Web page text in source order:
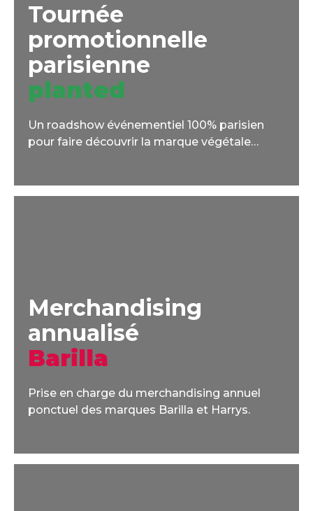
Tournée
promotionnelle
parisienne
planted
Un roadshow événementiel 100% parisien
pour faire découvrir la marque végétale
Merchandising
annualisé
Barilla
Prise en charge du merchandising annuel
ponctuel des marques Barilla et Harrys.